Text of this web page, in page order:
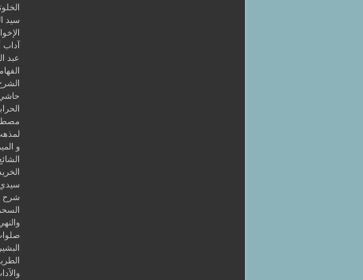
سيد
آداب
عبد
و
شرح
البشير